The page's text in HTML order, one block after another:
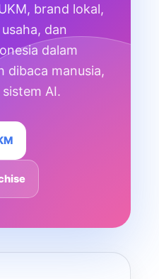
brand lokal,
dan
dalam
dibaca manusia,
AI.